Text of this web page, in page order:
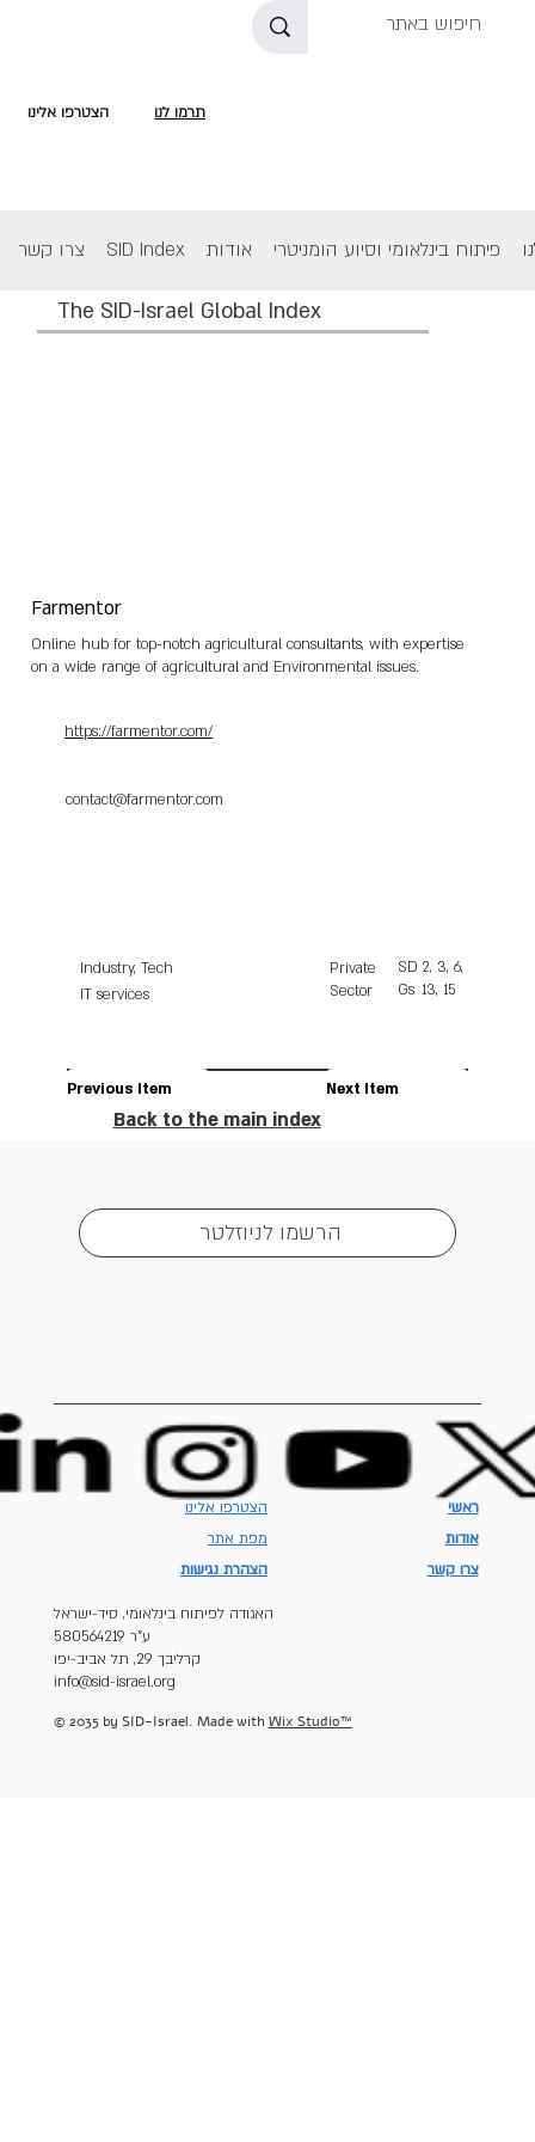
פיתוח בינלאומי וסיוע הומניטרי אודות SID Index צרו קשר
הצטרפו אלינו תרמו לנו
The SID-Israel Global Index
Farmentor
Online hub for top-notch agricultural consultants, with expertise
on a wide range of agricultural and Environmental issues.
https://farmentor.com/
contact@farmentor.com
Next Item
Previous Item
Industry, Tech
IT services
Private
Sector
SD
Gs
2, 3, 6,
13, 15
Back to the main index
הרשמו לניוזלטר
ראשי
הצטרפו אלינו
אודות
מפת אתר
צרו קשר
הצהרת נגישות
האגודה לפיתוח בינלאומי, סיד-ישראל
ע"ר 580564219
קרליבך 29, תל אביב-יפו
info@sid-israel.org
© 2035 by SID-Israel. Made with Wix Studio™